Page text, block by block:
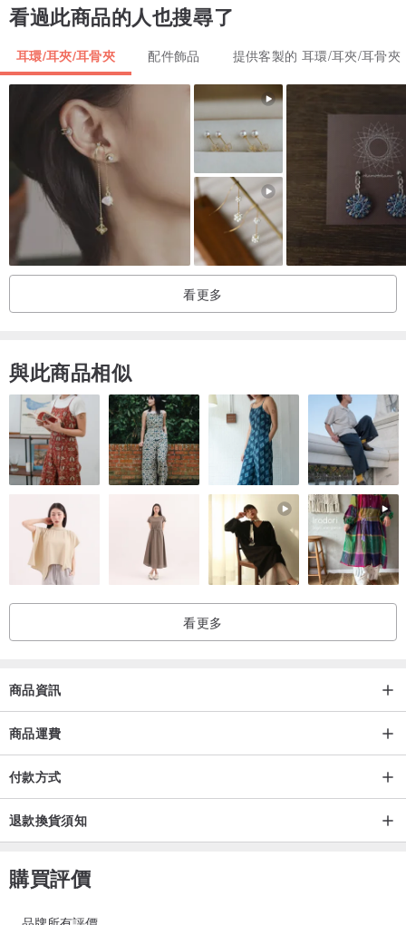
■寶石語：美、愛、溫柔
戀愛運的能量石。
據說玫瑰石英能提升女性魅力，讓內在美閃耀光芒。
它能用溫柔的光環圍繞配戴者，喚醒女性應有的喜悅與幸福，以及愛
此外，它還能溫柔療癒心靈創傷，幫助人們愛惜自己，再次敞開心
扉。
※由於使用天然石，可能含有石材特有的內含物（裂縫或包體），或形
狀略有差異。我們已儘可能篩選寶石，但懇請您欣賞其天然之美。
本產品儘量以接近實物的樣貌拍攝，但可能因手機或電腦螢幕顯示而
■關於考慮購買本產品的顧客
※ 所有產品皆免費附贈飾卡式包裝，以及商品保證書 ※
<付費包裝服務>
我們也提供禮品包裝服務，適合送禮。
若需付費包裝，請與訂單一同選購以下任一選項。
<標準禮品包裝>
pinkoi.com/product/iym4emMM
pinkoi.com/product/FJ7DRRzs
看過此商品的人也搜尋了
耳環/耳夾/耳骨夾 配件飾品 提供客製的 耳環/耳夾/耳骨夾
看更多
與此商品相似
看更多
商品資訊
商品運費
付款方式
退款換貨須知
購買評價